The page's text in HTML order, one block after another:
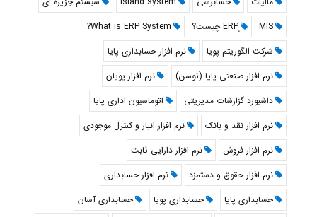
MIS
ٍERP چیست؟
What is ERP System?
شرکت الگوریتم پویا
نرم افزار حسابداری پایا
نرم افزار صنعتی پایا (توسن)
نرم افزار پویان
داشبورد گزارشات مدیریتی
اتوماسیون اداری پایا
نرم افزار نقد و بانک
نرم افزار انبار و کنترل موجودی
نرم افزار فروش
نرم افزار دارایی ثابت
نرم افزار حقوق و دستمزد
نرم افزار حسابداری
حسابداری پایا
حسابداری پویا
حسابداری آسان